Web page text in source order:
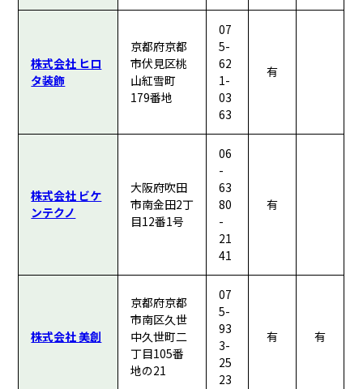
株式会社 ヒロ
タ装飾
京都府京都
市伏見区桃
山紅雪町
179番地
07
5-
62
1-
03
63
有
株式会社 ビケ
ンテクノ
大阪府吹田
市南金田2丁
目12番1号
06
-
63
80
-
21
41
有
株式会社 美創
京都府京都
市南区久世
中久世町二
丁目105番
地の21
07
5-
93
3-
25
23
有 有